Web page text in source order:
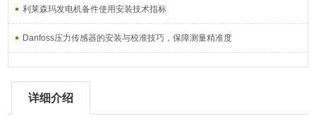
利莱森玛发电机备件使用安装技术指标
Danfoss压力传感器的安装与校准技巧，保障测量精准度
详细介绍